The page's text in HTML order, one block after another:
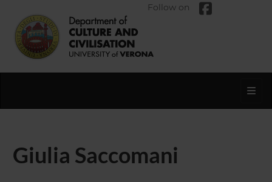
Follow on
Giulia Saccomani